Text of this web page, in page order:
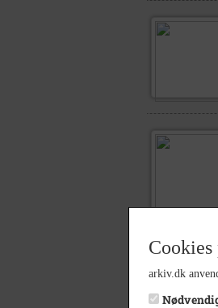
arkiv.dk